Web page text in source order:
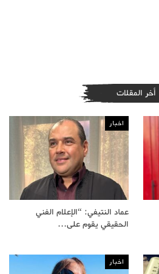
أخر المقلات
اخبار
عماد النتيفي: “الإعلام الفني
الحقيقي يقوم على…
اخبار